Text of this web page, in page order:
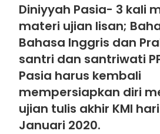
Diniyyah Pasia- 3 kali
materi ujian lisan;
Bahasa Inggris dan
santri dan santriwati
Pasia harus kembali
mempersiapkan diri
ujian tulis akhir KMI
Januari 2020.